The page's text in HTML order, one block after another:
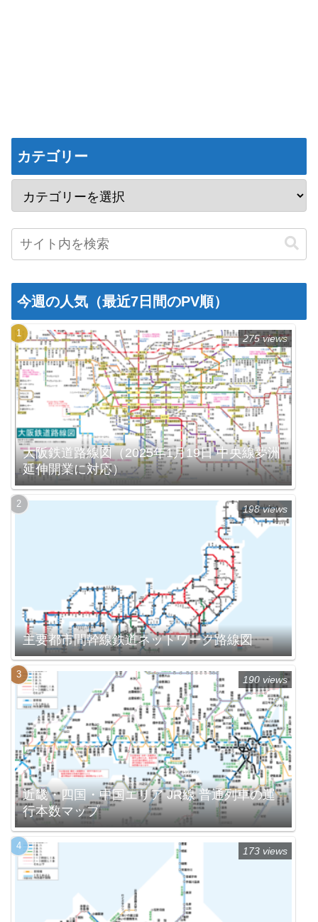
カテゴリー
今週の人気（最近7日間のPV順）
大阪鉄道路線図（2025年1月19日 中央線夢洲
延伸開業に対応）
275 views
主要都市間幹線鉄道ネットワーク路線図
198 views
近畿・四国・中国エリア JR線 普通列車の運
行本数マップ
190 views
173 views